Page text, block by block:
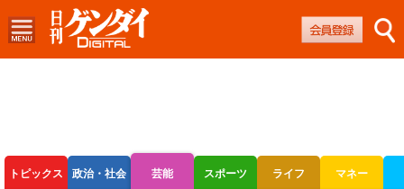
トピックス 政治・社会 芸能 スポーツ ライフ マネー